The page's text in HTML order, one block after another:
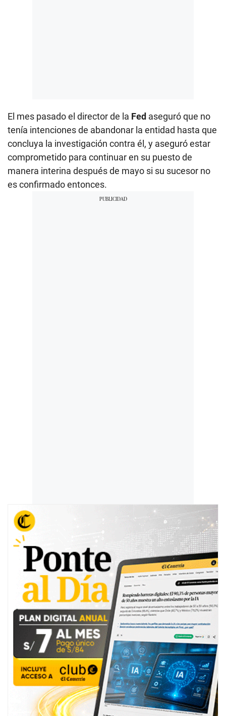
El mes pasado el director de la Fed aseguró que no
tenía intenciones de abandonar la entidad hasta que
concluya la investigación contra él, y aseguró estar
comprometido para continuar en su puesto de
manera interina después de mayo si su sucesor no
es confirmado entonces.